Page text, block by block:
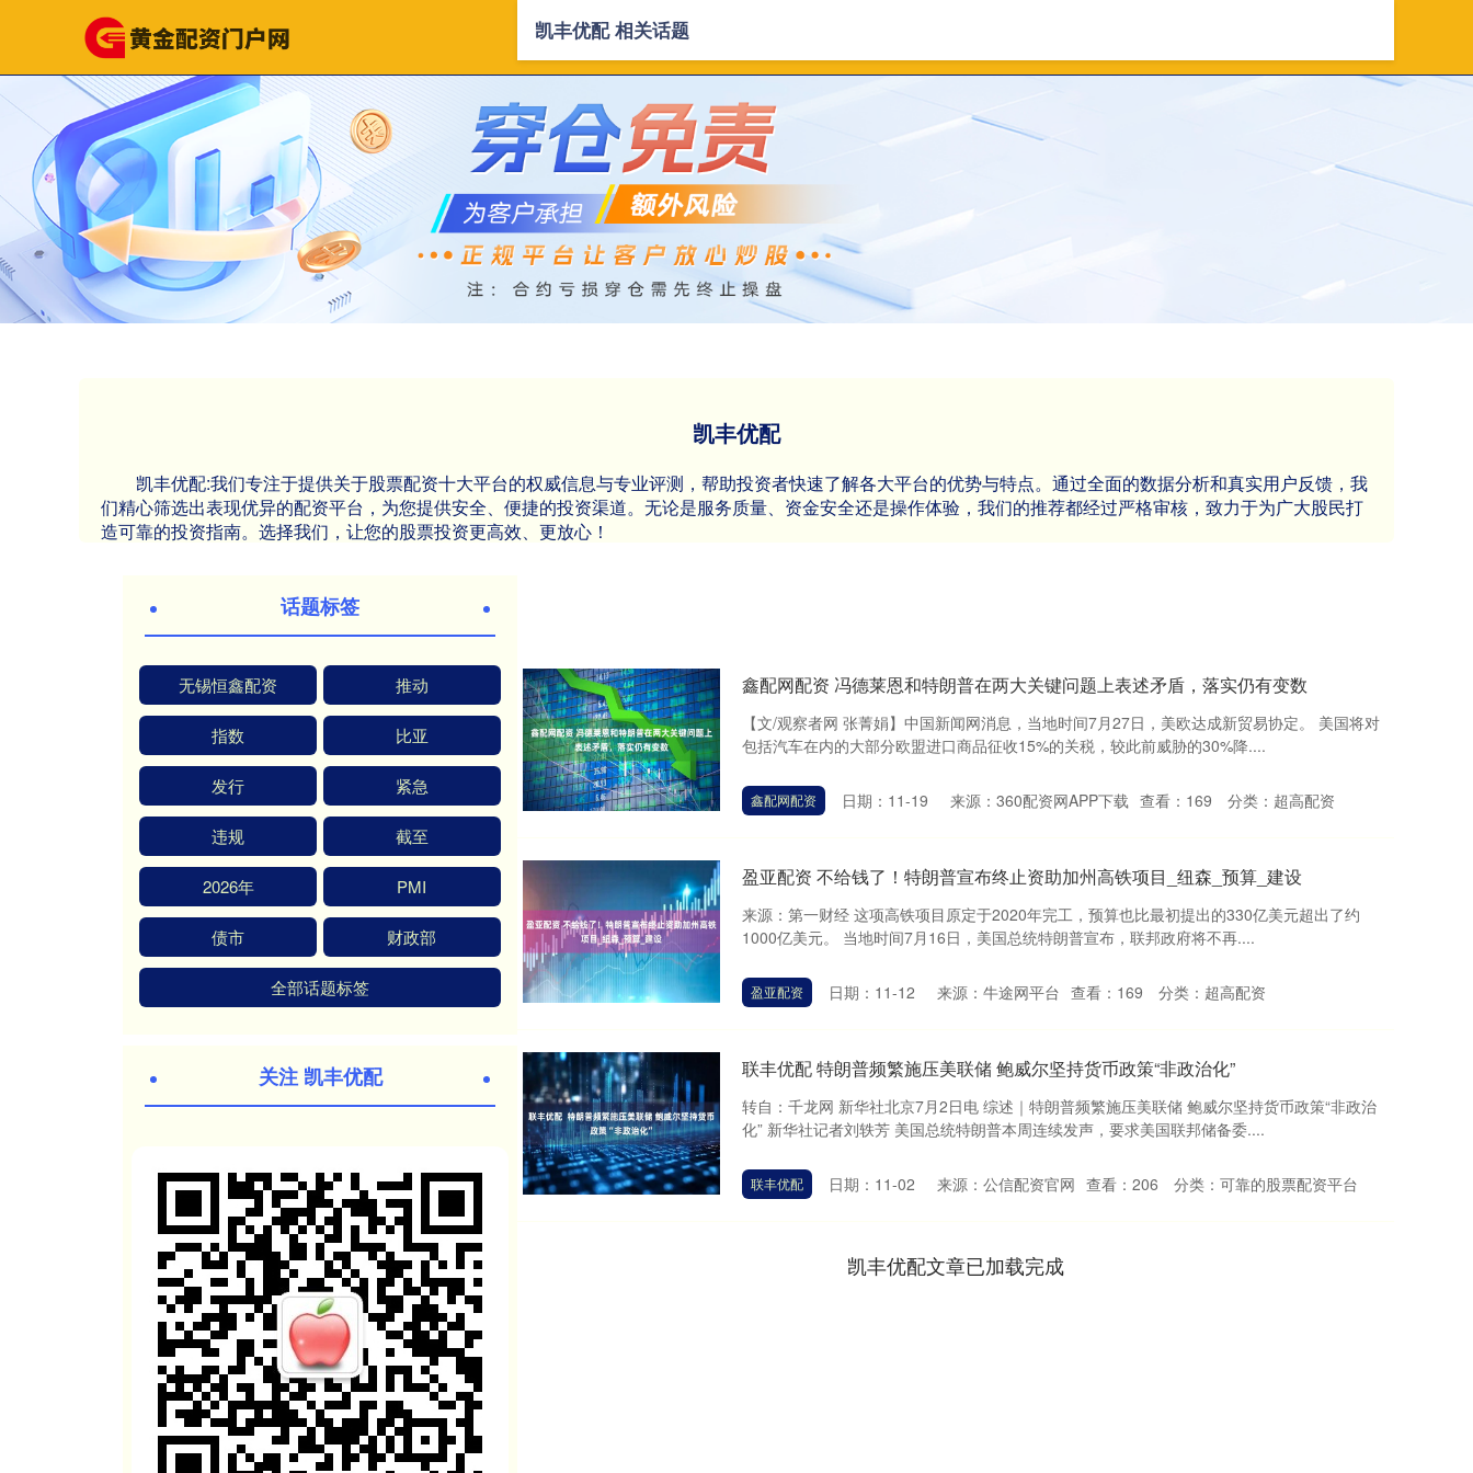
凯丰优配
凯丰优配:我们专注于提供关于股票配资十大平台的权威信息与专业评测，帮助投资者快速了解各大平台的优势与特点。通过全面的数据分析和真实用户反馈，我
们精心筛选出表现优异的配资平台，为您提供安全、便捷的投资渠道。无论是服务质量、资金安全还是操作体验，我们的推荐都经过严格审核，致力于为广大股民打
造可靠的投资指南。选择我们，让您的股票投资更高效、更放心！
凯丰优配 相关话题
鑫配网配资 冯德莱恩和特朗普在两大关键问题上表述矛盾，落实仍有变数
【文/观察者网 张菁娟】中国新闻网消息，当地时间7月27日，美欧达成新贸易协定。 美国将对
包括汽车在内的大部分欧盟进口商品征收15%的关税，较此前威胁的30%降....
鑫配网配资 日期：11-19 来源：360配资网APP下载 查看： 169 分类： 超高配资
盈亚配资 不给钱了！特朗普宣布终止资助加州高铁项目_纽森_预算_建设
来源：第一财经 这项高铁项目原定于2020年完工，预算也比最初提出的330亿美元超出了约
1000亿美元。 当地时间7月16日，美国总统特朗普宣布，联邦政府将不再....
盈亚配资 日期：11-12 来源：牛途网平台 查看： 169 分类： 超高配资
联丰优配 特朗普频繁施压美联储 鲍威尔坚持货币政策“非政治化”
转自：千龙网 新华社北京7月2日电 综述｜特朗普频繁施压美联储 鲍威尔坚持货币政策“非政治
化” 新华社记者刘轶芳 美国总统特朗普本周连续发声，要求美国联邦储备委....
联丰优配 日期：11-02 来源：公信配资官网 查看： 206 分类： 可靠的股票配资平台
凯丰优配文章已加载完成
话题标签
无锡恒鑫配资 推动
指数 比亚
发行 紧急
违规 截至
2026年 PMI
债市 财政部
全部话题标签
关注 凯丰优配